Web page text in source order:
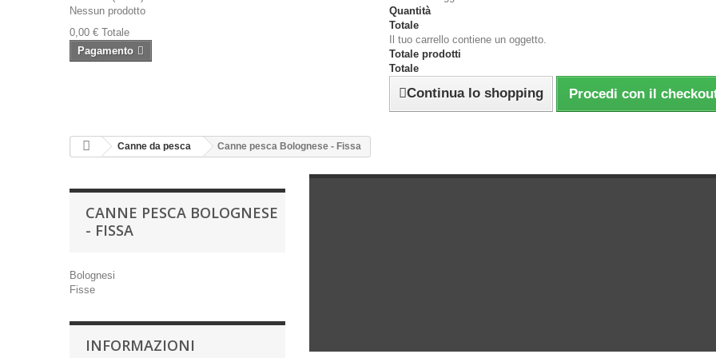
Nessun prodotto
0,00 € Totale
Pagamento
Quantità
Totale
Il tuo carrello contiene un oggetto.
Totale prodotti
Totale
Continua lo shopping Procedi con il
Canne da pesca Canne pesca Bolognese - Fissa
CANNE PESCA BOLOGNESE
- FISSA
Bolognesi
Fisse
INFORMAZIONI